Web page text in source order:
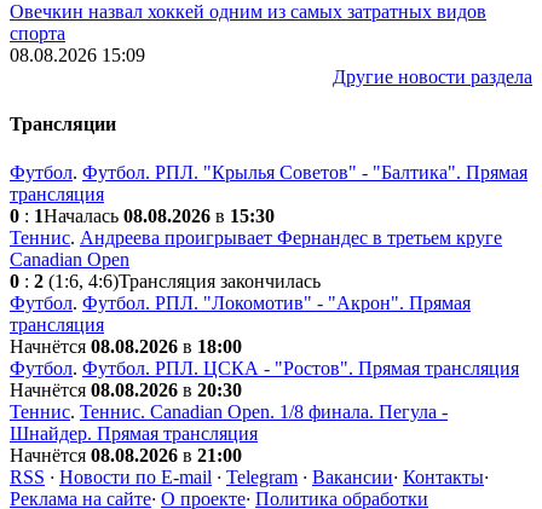
Овечкин назвал хоккей одним из самых затратных видов
спорта
08.08.2026 15:09
Другие новости раздела
Трансляции
Футбол. Футбол. РПЛ. "Крылья Советов" - "Балтика". Прямая
трансляция
0 : 1Началась 08.08.2026 в 15:30
Теннис. Андреева проигрывает Фернандес в третьем круге
Canadian Open
0 : 2 (1:6, 4:6)Трансляция закончилась
Футбол. Футбол. РПЛ. "Локомотив" - "Акрон". Прямая
трансляция
Начнётся 08.08.2026 в 18:00
Футбол. Футбол. РПЛ. ЦСКА - "Ростов". Прямая трансляция
Начнётся 08.08.2026 в 20:30
Теннис. Теннис. Canadian Open. 1/8 финала. Пегула -
Шнайдер. Прямая трансляция
Начнётся 08.08.2026 в 21:00
RSS · Новости по E-mail · Telegram · Вакансии· Контакты·
Реклама на сайте· О проекте· Политика обработки